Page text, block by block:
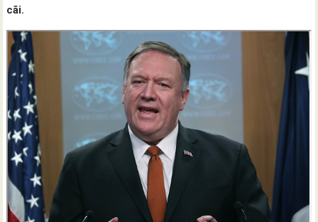
cãi.